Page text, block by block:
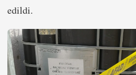
edildi.